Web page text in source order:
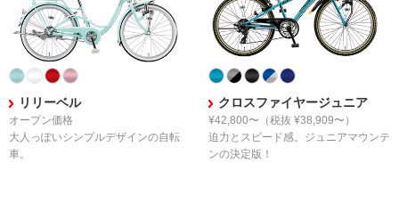
リリーベル
オープン価格
大人っぽいシンプルデザインの自転
車。
クロスファイヤージュニア
¥42,800〜 （税抜 ¥38,909〜）
迫力とスピード感。 ジュニアマウンテ
ンの決定版！